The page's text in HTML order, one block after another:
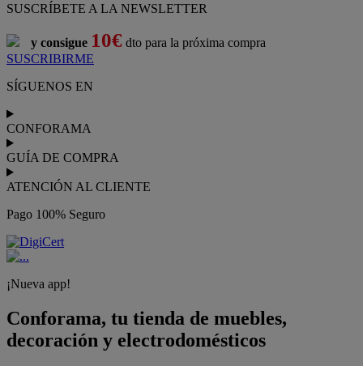
SUSCRÍBETE A LA NEWSLETTER
y consigue 10€ dto para la próxima compra
SUSCRIBIRME
SÍGUENOS EN
CONFORAMA
GUÍA DE COMPRA
ATENCIÓN AL CLIENTE
Pago 100% Seguro
¡Nueva app!
Conforama, tu tienda de muebles,
decoración y electrodomésticos